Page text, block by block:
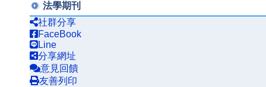
法學期刊
社群分享
FaceBook
Line
分享網址
意見回饋
友善列印